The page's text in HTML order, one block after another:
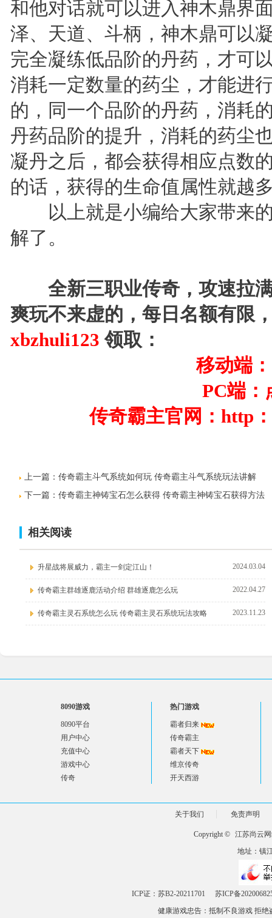
和他对话就可以进入神木鼎界
泽、天道、斗柄，神木鼎可以
完全凝练低品阶的丹药，才可
消耗一定数量的药尘，才能进
的，同一个品阶的丹药，消耗
丹药品阶的提升，消耗的药尘
凝丹之后，都会获得相应点数
的话，获得的生命值属性就越
以上就是小编给大家带来的
解了。
全新三职业传奇，攻速拉满
爽玩不来虚的，每日名额有限
xbzhuli123 领取：
移动端
PC端：
传奇霸主官网：http
上一篇： 传奇霸主斗气系统如何玩 传奇霸主斗气系统玩法讲解
下一篇： 传奇霸主神铸宝石怎么获得 传奇霸主神铸宝石获得方法
相关阅读
升星战将展威力，霸主一剑定江山！ 2024.03.04
传奇霸主群雄逐鹿活动介绍 群雄逐鹿怎么玩 2022.04.27
传奇霸主灵石系统怎么玩 传奇霸主灵石系统玩法攻略 2023.11.23
8090游戏
8090平台
用户中心
充值中心
游戏中心
传奇
热门游戏
霸者归来
传奇霸主
霸者天下
维京传奇
开天西游
关于我们 免责声明
Copyright © 江苏尚云
地址：镇
ICP证：苏B2-20211701
苏ICP备
健康游戏忠告：抵制不良游戏 拒